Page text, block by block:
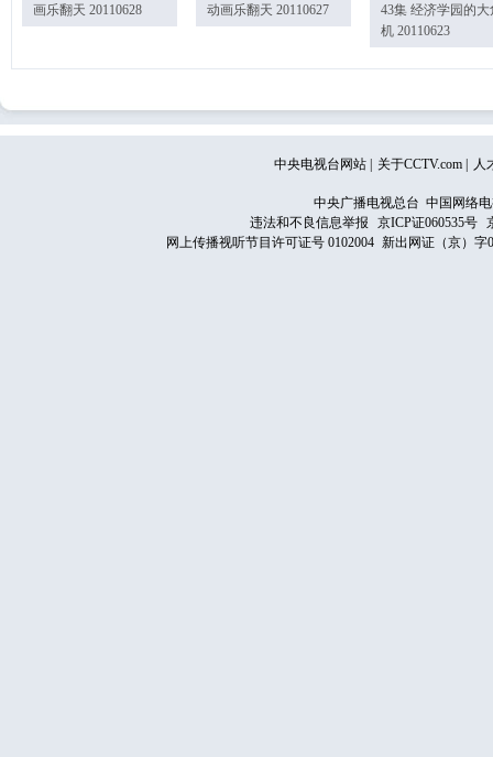
画乐翻天 20110628
动画乐翻天 20110627
43集 经济学园的大
机 20110623
中央电视台网站 关于CCTV.com 人
中央广播电视总台 中国网络
违法和不良信息举报
京ICP证060535号
网上传播视听节目许可证号 0102004 新出网证（京）